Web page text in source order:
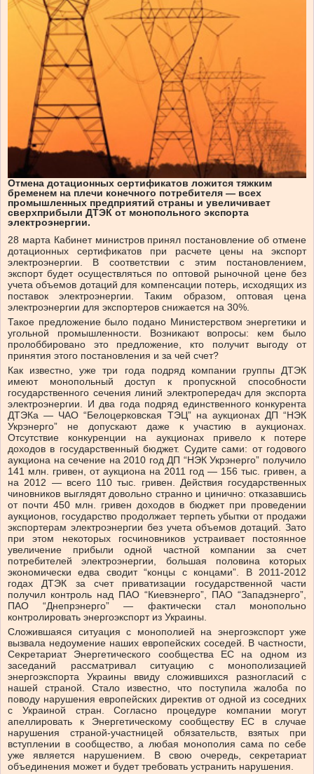
Отмена дотационных сертификатов ложится тяжким
бременем на плечи конечного потребителя — всех
промышленных предприятий страны и увеличивает
сверхприбыли ДТЭК от монопольного экспорта
электроэнергии.
28 марта Кабинет министров принял постановление об отмене
дотационных сертификатов при расчете цены на экспорт
электроэнергии. В соответствии с этим постановлением,
экспорт будет осуществляться по оптовой рыночной цене без
учета объемов дотаций для компенсации потерь, исходящих из
поставок электроэнергии. Таким образом, оптовая цена
электроэнергии для экспортеров снижается на 30%.
Такое предложение было подано Министерством энергетики и
угольной промышленности. Возникают вопросы: кем было
пролоббировано это предложение, кто получит выгоду от
принятия этого постановления и за чей счет?
Как известно, уже три года подряд компании группы ДТЭК
имеют монопольный доступ к пропускной способности
государственного сечения линий электропередач для экспорта
электроэнергии. И два года подряд единственного конкурента
ДТЭКа — ЧАО “Белоцерковская ТЭЦ” на аукционах ДП “НЭК
Укрэнерго” не допускают даже к участию в аукционах.
Отсутствие конкуренции на аукционах привело к потере
доходов в государственный бюджет. Судите сами: от годового
аукциона на сечение на 2010 год ДП “НЭК Укрэнерго” получило
141 млн. гривен, от аукциона на 2011 год — 156 тыс. гривен, а
на 2012 — всего 110 тыс. гривен. Действия государственных
чиновников выглядят довольно странно и цинично: отказавшись
от почти 450 млн. гривен доходов в бюджет при проведении
аукционов, государство продолжает терпеть убытки от продажи
экспортерам электроэнергии без учета объемов дотаций. Зато
при этом некоторых госчиновников устраивает постоянное
увеличение прибыли одной частной компании за счет
потребителей электроэнергии, большая половина которых
экономически едва сводит “концы с концами”. В 2011-2012
годах ДТЭК за счет приватизации государственной части
получил контроль над ПАО “Киевэнерго”, ПАО “Западэнерго”,
ПАО “Днепрэнерго” — фактически стал монопольно
контролировать энергоэкспорт из Украины.
Сложившаяся ситуация с монополией на энергоэкспорт уже
вызвала недоумение наших европейских соседей. В частности,
Секретариат Энергетического сообщества ЕС на одном из
заседаний рассматривал ситуацию с монополизацией
энергоэкспорта Украины ввиду сложившихся разногласий с
нашей страной. Стало известно, что поступила жалоба по
поводу нарушения европейских директив от одной из соседних
с Украиной стран. Согласно процедуре компании могут
апеллировать к Энергетическому сообществу ЕС в случае
нарушения страной-участницей обязательств, взятых при
вступлении в сообщество, а любая монополия сама по себе
уже является нарушением. В свою очередь, секретариат
объединения может и будет требовать устранить нарушения.